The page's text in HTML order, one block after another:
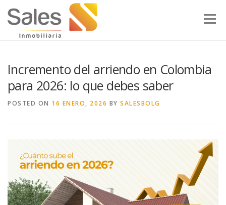
Menu
Incremento del arriendo en Colombia
para 2026: lo que debes saber
POSTED ON 16 ENERO, 2026 BY SALESBOLG